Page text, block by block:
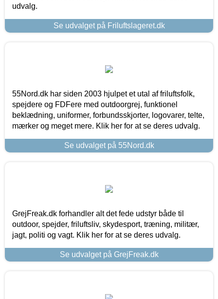
udvalg.
Se udvalget på Friluftslageret.dk
55Nord.dk har siden 2003 hjulpet et utal af friluftsfolk,
spejdere og FDFere med outdoorgrej, funktionel
beklædning, uniformer, forbundsskjorter, logovarer, telte,
mærker og meget mere. Klik her for at se deres udvalg.
Se udvalget på 55Nord.dk
GrejFreak.dk forhandler alt det fede udstyr både til
outdoor, spejder, friluftsliv, skydesport, træning, militær,
jagt, politi og vagt. Klik her for at se deres udvalg.
Se udvalget på GrejFreak.dk